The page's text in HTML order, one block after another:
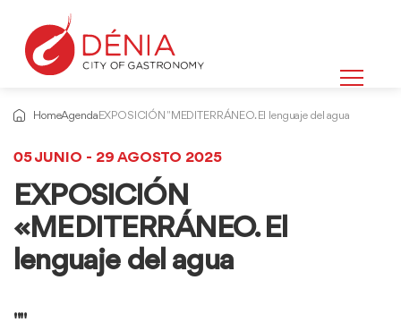
HomeAgenda EXPOSICIÓN "MEDITERRÁNEO. El lenguaje del agua
05 JUNIO - 29 AGOSTO 2025
EXPOSICIÓN
«MEDITERRÁNEO. El
lenguaje del agua
""